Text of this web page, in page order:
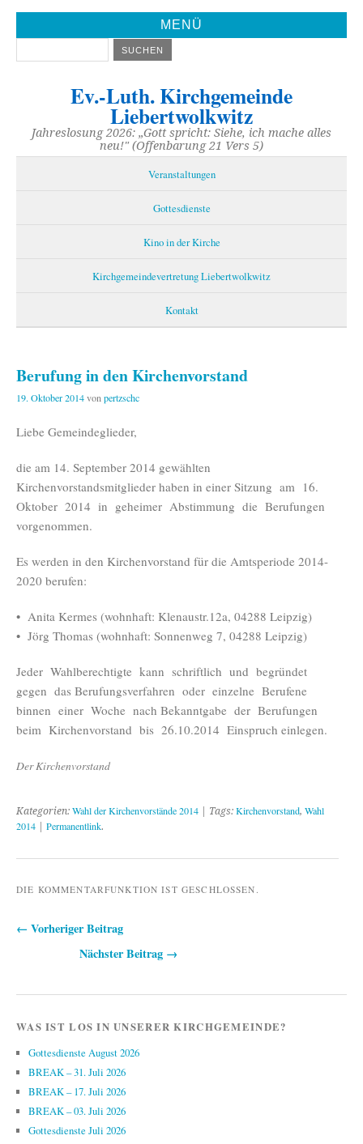
MENÜ
Ev.-Luth. Kirchgemeinde
Liebertwolkwitz
Jahreslosung 2026: „Gott spricht: Siehe, ich mache alles
neu!" (Offenbarung 21 Vers 5)
Veranstaltungen
Gottesdienste
Kino in der Kirche
Kirchgemeindevertretung Liebertwolkwitz
Kontakt
Berufung in den Kirchenvorstand
19. Oktober 2014von pertzschc
Liebe Gemeindeglieder,
die am 14. September 2014 gewählten
Kirchenvorstandsmitglieder haben in einer Sitzung am 16.
Oktober 2014 in geheimer Abstimmung die Berufungen
vorgenommen.
Es werden in den Kirchenvorstand für die Amtsperiode 2014-
2020 berufen:
• Anita Kermes (wohnhaft: Klenaustr.12a, 04288 Leipzig)
• Jörg Thomas (wohnhaft: Sonnenweg 7, 04288 Leipzig)
Jeder Wahlberechtigte kann schriftlich und begründet
gegen das Berufungsverfahren oder einzelne Berufene
binnen einer Woche nach Bekanntgabe der Berufungen
beim Kirchenvorstand bis 26.10.2014 Einspruch einlegen.
Der Kirchenvorstand
Kategorien: Wahl der Kirchenvorstände 2014 | Tags: Kirchenvorstand, Wahl
2014
Permanentlink.
DIE KOMMENTARFUNKTION IST GESCHLOSSEN.
Beitragsnavigation
← Vorheriger Beitrag
Nächster Beitrag →
WAS IST LOS IN UNSERER KIRCHGEMEINDE?
Gottesdienste August 2026
BREAK – 31. Juli 2026
BREAK – 17. Juli 2026
BREAK – 03. Juli 2026
Gottesdienste Juli 2026